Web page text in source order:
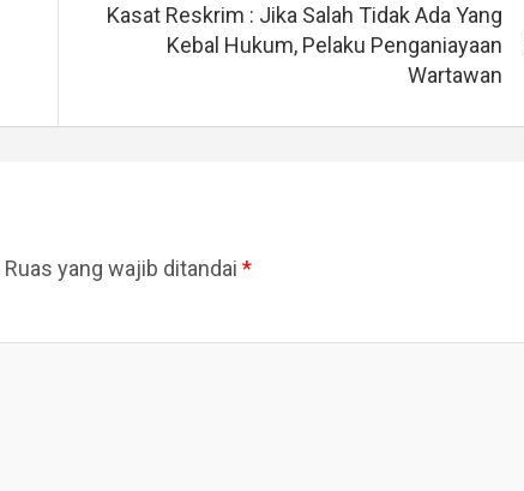
Kasat Reskrim : Jika Salah Tidak Ada Yang
Kebal Hukum, Pelaku Penganiayaan
Wartawan
Ruas yang wajib ditandai *